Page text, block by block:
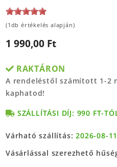
(1db értékelés alapján)
1 990,00 Ft
RAKTÁRON
A rendeléstől számított 1-2
kaphatod!
SZÁLLÍTÁSI DÍJ: 990 FT-
Várható szállítás:2026-08-
Vásárlással szerezhető